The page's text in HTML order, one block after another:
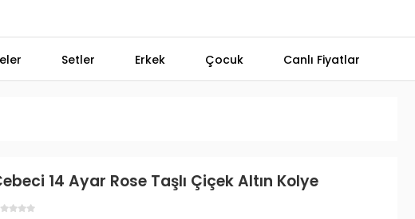
Setler Erkek Çocuk Canlı Fiyatlar
14 Ayar Rose Taşlı Çiçek Altın Kolye